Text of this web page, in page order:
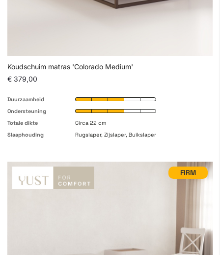
Koudschuim matras 'Colorado Medium'
€ 379,00
Duurzaamheid
Ondersteuning
Totale dikte
Circa 22 cm
Slaaphouding
Rugslaper, Zijslaper, Buikslaper
FIRM